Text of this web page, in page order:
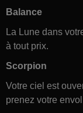
Balance
La Lune dans
à tout prix.
Scorpion
Votre ciel est
prenez votre